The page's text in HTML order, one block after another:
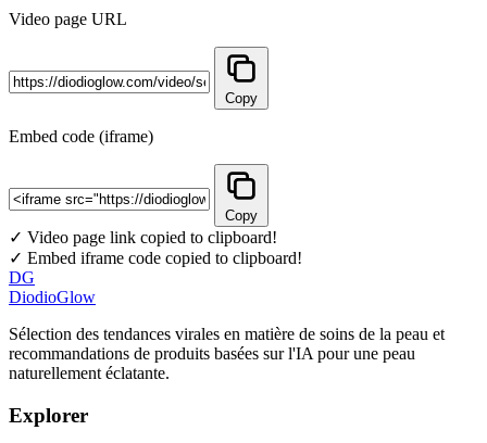
Video page URL
Copy
Embed code (iframe)
Copy
✓ Video page link copied to clipboard!
✓ Embed iframe code copied to clipboard!
DG
DiodioGlow
Sélection des tendances virales en matière de soins de la peau et
recommandations de produits basées sur l'IA pour une peau
naturellement éclatante.
Explorer